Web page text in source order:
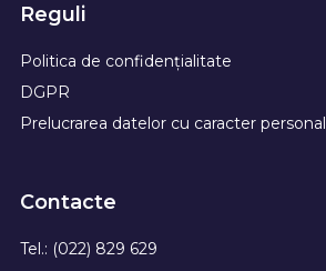
Reguli
Politica de confidențialitate
DGPR
Prelucrarea datelor cu caracter personal
Contacte
Tel.: (022) 829 629